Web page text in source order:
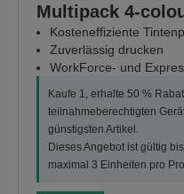
Multipack 4-
Kosteneffiziente
Zuverlässig drucken
WorkForce- und
Kaufe 1, erhalte 50 %
teilnahmeberechtigten
günstigsten Artikel.
Dieses Angebot ist gültig
maximal 3 Einheiten pro